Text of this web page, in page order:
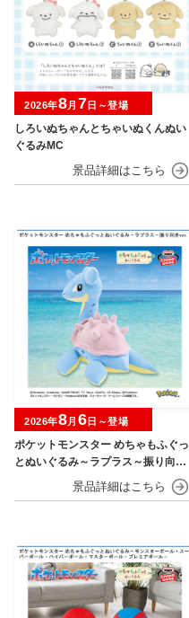
しろいぬちゃんとちゃいぬくんぬい
ぐるみMC
2026年8月 7日～登場
ポケットモンスター めちゃもふぐっ
とぬいぐるみ～ラプラス～振り向きv
2026年8月 6 日～登場